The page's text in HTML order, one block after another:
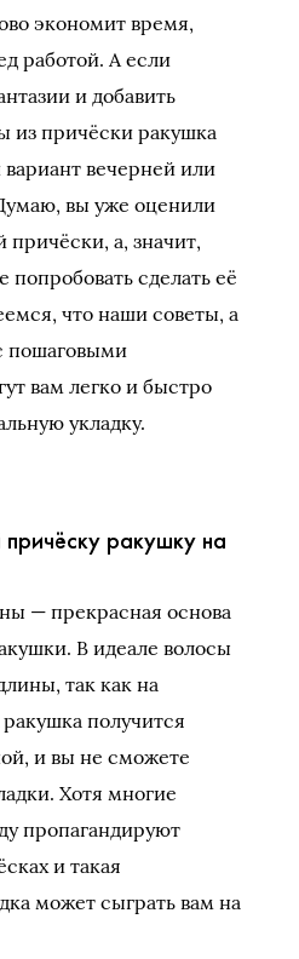
экономит время,
работой. А если
и добавить
из причёски ракушка
вечерней или
вы уже оценили
причёски, а, значит,
попробовать сделать её
что наши советы, а
пошаговыми
вам легко и быстро
укладку.
ракушку на
— прекрасная основа
В идеале волосы
так как на
получится
и вы не сможете
Хотя многие
пропагандируют
и такая
может сыграть вам на